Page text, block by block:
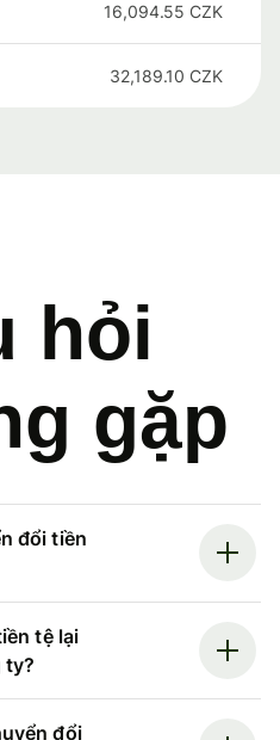
16,094.55 CZK
32,189.10 CZK
hỏi
gặp
đổi tiền
tệ lại
ty?
đổi